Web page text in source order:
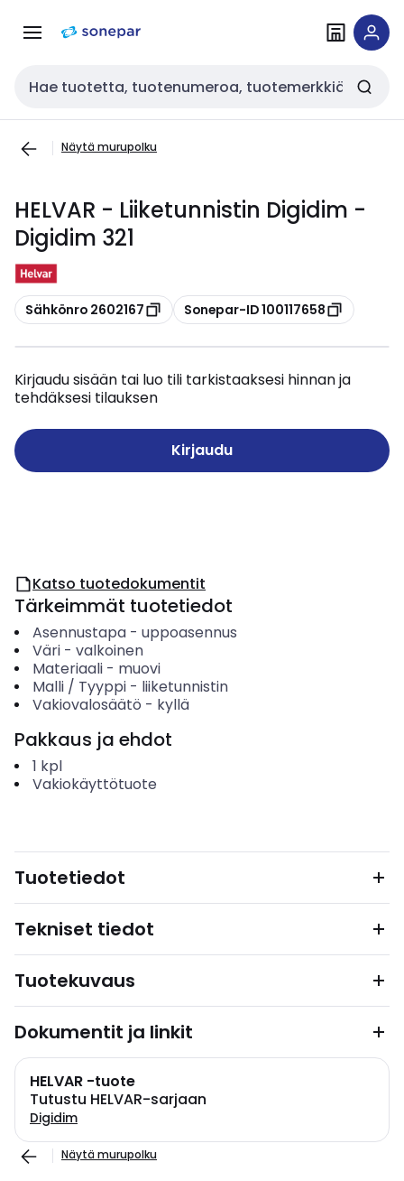
navigointiinsisältöön
Haku
Näytä murupolku
HELVAR - Liiketunnistin Digidim -
Digidim 321
Kopioi
Sähkönro 2602167 Kopioi
Sonepar-ID 100117658
Kirjaudu sisään tai luo tili tarkistaaksesi hinnan ja
tehdäksesi tilauksen
Kirjaudu
Katso tuotedokumentit
Tärkeimmät tuotetiedot
Asennustapa- uppoasennus
Väri- valkoinen
Materiaali- muovi
Malli / Tyyppi- liiketunnistin
Vakiovalosäätö - kyllä
Pakkaus ja ehdot
1 kpl
Vakiokäyttötuote
Tuotetiedot
Tekniset tiedot
Tuotekuvaus
Dokumentit ja linkit
HELVAR -tuote
Tutustu HELVAR-sarjaan
Digidim
Näytä murupolku